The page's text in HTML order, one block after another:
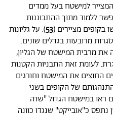
למישטח בעל ממדים
ללמוד מתוך ההתבוננות
בקופים מציירים (53). על גליונות
מרובעות בגדלים שונים.
מרבית המישטח של הגליון,
לעומת זאת התבניות הקטנות
החוצים את המישטח וחורגים
של הקופים בשני
ראו במישטח הגדול "שדה
כ"אובייקט" שנגדו כוונה